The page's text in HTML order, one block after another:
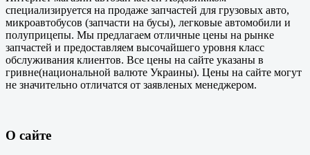
специализируется на продаже запчастей для грузовых авто,
микроавтобусов (запчасти на бусы), легковые автомобили и
полуприцепы. Мы предлагаем отличные цены на рынке
запчастей и предоставляем высочайшего уровня класс
обслуживания клиентов. Все цены на сайте указаны в
гривне(национальной валюте Украины). Цены на сайте могут
не значительно отличатся от заявленых менеджером.
О сайте